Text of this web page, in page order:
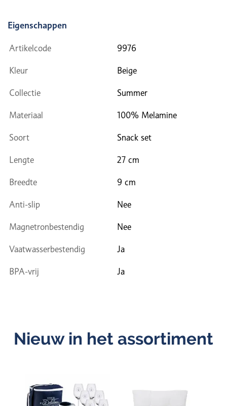
Eigenschappen
Artikelcode 9976
Kleur Beige
Collectie Summer
Materiaal 100% Melamine
Soort Snack set
Lengte 27 cm
Breedte 9 cm
Anti-slip Nee
Magnetronbestendig Nee
Vaatwasserbestendig Ja
BPA-vrij Ja
Nieuw in het assortiment